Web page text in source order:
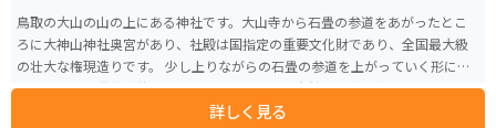
鳥取の大山の山の上にある神社です。大山寺から石畳の参道をあがったとこ
ろに大神山神社奥宮があり、社殿は国指定の重要文化財であり、全国最大級
の壮大な権現造りです。 少し上りながらの石畳の参道を上がっていく形にな
り、最後には階段が待っています。この石畳は自然石を敷き詰めており、長
詳しく見る